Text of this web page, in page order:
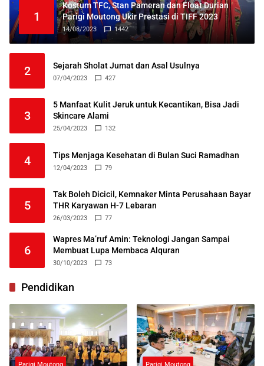
1
Kostum TFC, Stan Pameran dan Float Durian
Parigi Moutong Ukir Prestasi di TIFF 2023
14/08/2023 1442
2 Sejarah Sholat Jumat dan Asal Usulnya
07/04/2023 427
3
5 Manfaat Kulit Jeruk untuk Kecantikan, Bisa Jadi
Skincare Alami
25/04/2023 132
4 Tips Menjaga Kesehatan di Bulan Suci Ramadhan
12/04/2023 79
5
Tak Boleh Dicicil, Kemnaker Minta Perusahaan Bayar
THR Karyawan H-7 Lebaran
26/03/2023 77
6
Wapres Ma’ruf Amin: Teknologi Jangan Sampai
Membuat Lupa Membaca Alquran
30/10/2023 73
Pendidikan
Parigi Moutong Parigi Moutong